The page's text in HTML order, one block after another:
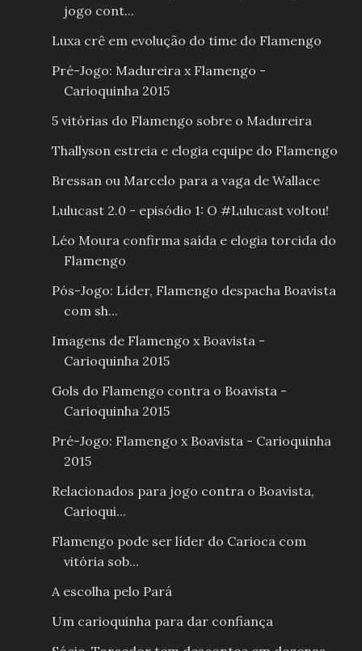
jogo cont...
Luxa crê em evolução do time do Flamengo
Pré-Jogo: Madureira x Flamengo -
Carioquinha 2015
5 vitórias do Flamengo sobre o Madureira
Thallyson estreia e elogia equipe do Flamengo
Bressan ou Marcelo para a vaga de Wallace
Lulucast 2.0 - episódio 1: O #Lulucast voltou!
Léo Moura confirma saída e elogia torcida do
Flamengo
Pós-Jogo: Líder, Flamengo despacha Boavista
com sh...
Imagens de Flamengo x Boavista -
Carioquinha 2015
Gols do Flamengo contra o Boavista -
Carioquinha 2015
Pré-Jogo: Flamengo x Boavista - Carioquinha
2015
Relacionados para jogo contra o Boavista,
Carioqui...
Flamengo pode ser líder do Carioca com
vitória sob...
A escolha pelo Pará
Um carioquinha para dar confiança